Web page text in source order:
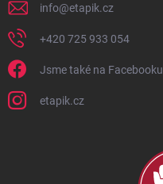
info@etapik.cz
+420 725 933 054
Jsme také na Facebooku
etapik.cz